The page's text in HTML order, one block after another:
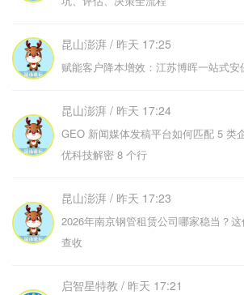
昆山澎湃 / 昨天 17:25
赋能客户降本增效：江苏博晖一站式
昆山澎湃 / 昨天 17:24
GEO 新闻媒体发稿平台如何匹配 5 类
优科技解密 8 个行
昆山澎湃 / 昨天 17:23
2026年南京钢管租赁公司哪家稳当？
查收
启智星特教 / 昨天 17:21